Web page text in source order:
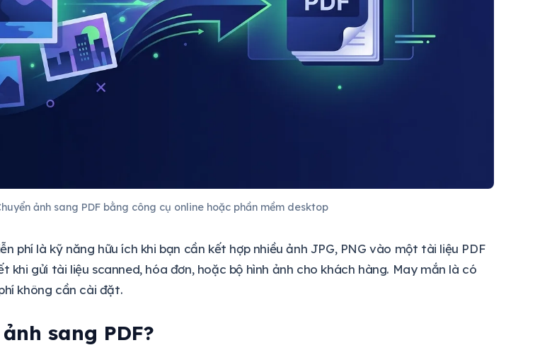
ảnh sang PDF bằng công cụ online hoặc phần mềm desktop
phí là kỹ năng hữu ích khi bạn cần kết hợp nhiều ảnh JPG, PNG vào một tài liệu PDF
khi gửi tài liệu scanned, hóa đơn, hoặc bộ hình ảnh cho khách hàng. May mắn là có
không cần cài đặt.
sang PDF?